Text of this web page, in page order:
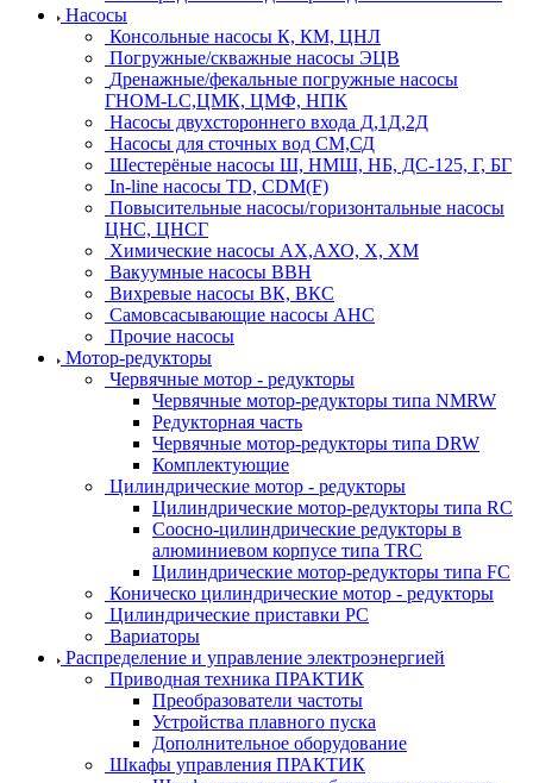
Насосы
Консольные насосы К, КМ, ЦНЛ
Погружные/скважные насосы ЭЦВ
Дренажные/фекальные погружные насосы
ГНОМ-LC,ЦМК, ЦМФ, НПК
Насосы двухстороннего входа Д,1Д,2Д
Насосы для сточных вод СМ,СД
Шестерёные насосы Ш, НМШ, НБ, ДС-125, Г, БГ
In-line насосы TD, CDM(F)
Повысительные насосы/горизонтальные насосы
ЦНС, ЦНСГ
Химические насосы АХ,АХО, Х, ХМ
Вакуумные насосы ВВН
Вихревые насосы ВК, ВКС
Самовсасывающие насосы АНС
Прочие насосы
Мотор-редукторы
Червячные мотор - редукторы
Червячные мотор-редукторы типа NMRW
Редукторная часть
Червячные мотор-редукторы типа DRW
Комплектующие
Цилиндрические мотор - редукторы
Цилиндрические мотор-редукторы типа RC
Соосно-цилиндрические редукторы в
алюминиевом корпусе типа TRC
Цилиндрические мотор-редукторы типа FC
Коническо цилиндрические мотор - редукторы
Цилиндрические приставки PC
Вариаторы
Распределение и управление электроэнергией
Приводная техника ПРАКТИК
Преобразователи частоты
Устройства плавного пуска
Дополнительное оборудование
Шкафы управления ПРАКТИК